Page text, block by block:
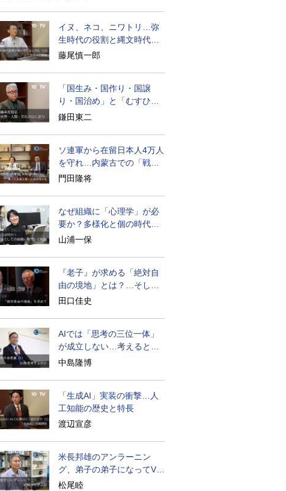
イヌ、ネコ、ニワトリ…弥
生時代の役割と縄文時代と
の違い
藤尾慎一郎
「国生み・国作り・国譲
り・国治め」と「むすひ」
の力
鎌田東二
ソ連軍から在留日本人4万人
を守れ…内蒙古での「戦
後」の激闘
門田隆将
なぜ組織に「心理学」が必
要か？多様化と個の時代の
処方箋
山浦一保
『老子』が求める「絶対自
由の境地」とは？…そして
創造長寿へ
田口佳史
AIでは「思考の三位一体」
が成立しない…考えると
は？
中島隆博
「生成AI」実装の衝撃…人
工知能の歴史と特長
渡辺宣彦
米長邦雄のアンラーニン
グ、弟子の弟子になってV字
成長
松尾睦